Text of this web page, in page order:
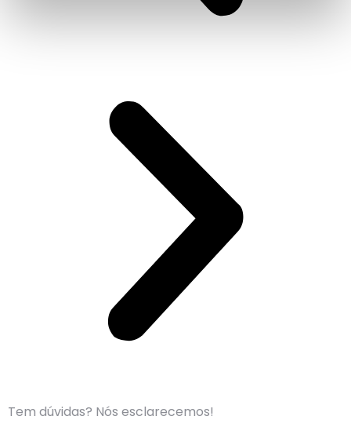
Tem dúvidas? Nós esclarecemos!